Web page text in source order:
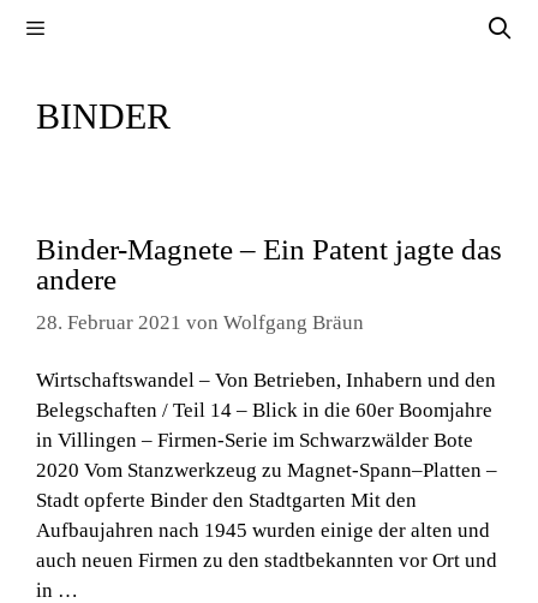
BINDER
Binder-Magnete – Ein Patent jagte das
andere
28. Februar 2021 von Wolfgang Bräun
Wirtschaftswandel – Von Betrieben, Inhabern und den
Belegschaften / Teil 14 – Blick in die 60er Boomjahre
in Villingen – Firmen-Serie im Schwarzwälder Bote
2020 Vom Stanzwerkzeug zu Magnet-Spann–Platten –
Stadt opferte Binder den Stadtgarten Mit den
Aufbaujahren nach 1945 wurden einige der alten und
auch neuen Firmen zu den stadtbekannten vor Ort und
in …